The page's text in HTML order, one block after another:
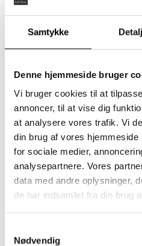
Samtykke
Denne hjemmeside bruger
Vi bruger cookies til at
annoncer, til at vise dig
at analysere vores trafik. Vi
din brug af vores
for sociale medier,
analysepartnere. Vores
data med andre oplysninger,
de har indsamlet fra din brug
Nødvendig
Post
en 4,
14.
sal,
dør 1
Til leje
V